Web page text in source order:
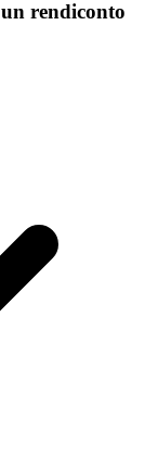
rendiconto